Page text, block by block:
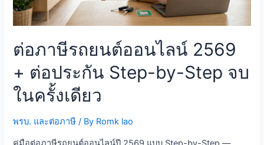
ต่อภาษีรถยนต์ออนไลน์ 2569
+ ต่อประกัน Step-by-Step จบ
ในครั้งเดียว
พรบ. และต่อภาษี / By Romk lao